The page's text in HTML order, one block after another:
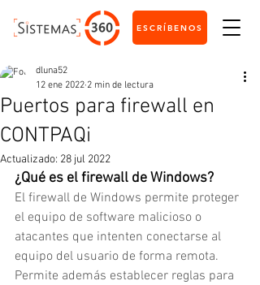
ESCRÍBENOS
Puertos para firewall en
CONTPAQi
dluna52
12 ene 2022 2 min de lectura
Actualizado: 28 jul 2022
¿Qué es el firewall de Windows?
El firewall de Windows permite proteger
el equipo de software malicioso o
atacantes que intenten conectarse al
equipo del usuario de forma remota.
Permite además establecer reglas para